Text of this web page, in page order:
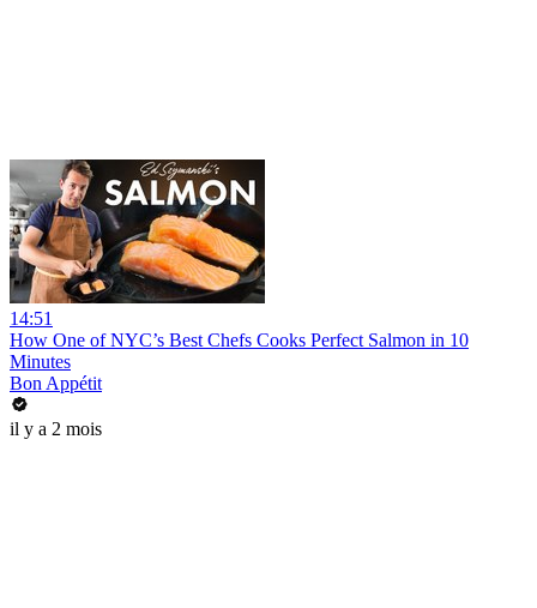
14:51
How One of NYC’s Best Chefs Cooks Perfect Salmon in 10
Minutes
Bon Appétit
il y a 2 mois